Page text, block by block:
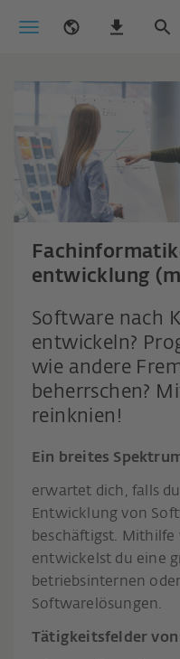
entwicklung
Software nach
entwickeln?
wie andere
beherrschen?
reinknien!
Ein breites
erwartet dich, falls
Entwicklung von
beschäftigst. Mithilfe
entwickelst du eine
betriebsinternen
Softwarelösungen.
Tätigkeitsfelder von